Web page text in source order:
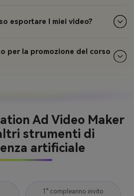
esportare I miei video?
per la promozione del corso
Ad Video Maker
strumenti di
artificiale
1° compleanno invito